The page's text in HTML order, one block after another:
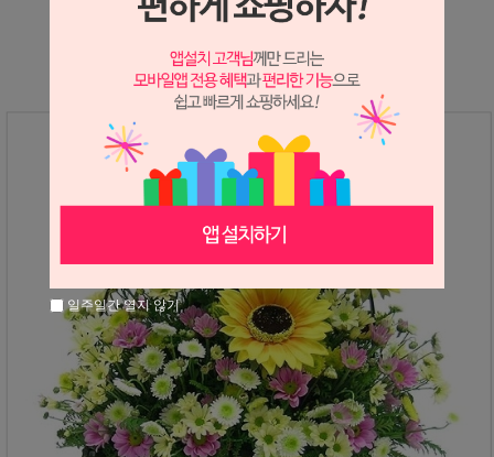
상세 정보를 확대해 보실 수 있습니다.
일주일간 열지 않기